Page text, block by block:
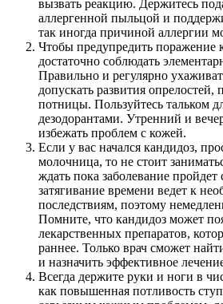
вызвать реакцию. Держитесь
аллергенной пыльцой и
так иногда причиной аллергии
Чтобы предупредить поражение
достаточно соблюдать
Правильно и регулярно
допускать развития опрелостей,
потницы. Пользуйтесь тальком
дезодорантами. Утренний и
избежать проблем с кожей.
Если у вас начался кандидоз,
молочница, то не стоит
ждать пока заболевание пройдет
затягивание времени ведет к
последствиям, поэтому
Помните, что кандидоз может
лекарственных препаратов,
раннее. Только врач сможет
и назначить эффективное
Всегда держите руки и ноги в
как повышенная потливость